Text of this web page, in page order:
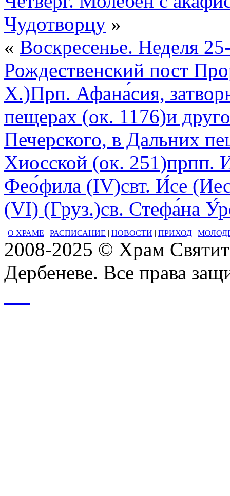
и
прихожане
к
Престольному
празднику
святителя
Николая
чудотворца,
который
состоится
19
декабря.
За
что
настоятель
храма
протоиерей
Александр
Сычев
объявляет
всем
,
за
их
помощь,
за
горящие
Чудотворцу »
« Воскресенье. Неделя
Рождественский пост
Х.)Прп. Афана́сия,
пещерах (ок. 1176)и
Печерского, в Дальних
Хиосской (ок. 251)прпп.
Фео́фила (IV)свт. И́се
(VI) (Груз.)св. Стефа́на
| О ХРАМЕ | РАСПИСАНИЕ | НОВОСТИ | ПРИХОД |
2008-2025 © Храм
Дербеневе. Все права